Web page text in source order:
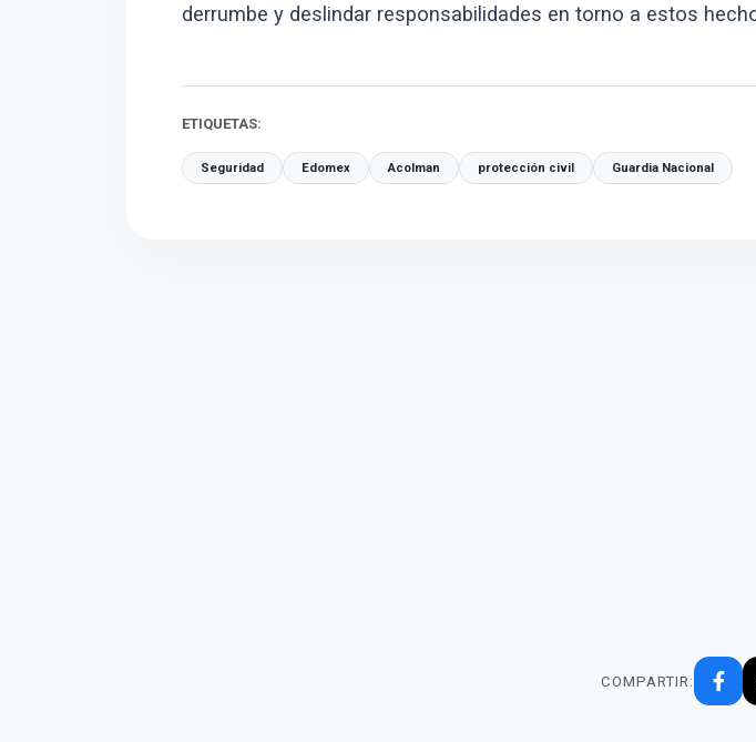
derrumbe y deslindar responsabilidades en torno a estos
ETIQUETAS:
Seguridad Edomex Acolman protección civil Guardia Nacional
COMPARTIR: